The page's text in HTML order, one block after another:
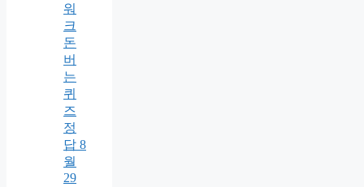
워
크
돈
버
는
퀴
즈
정
답 8
월
29